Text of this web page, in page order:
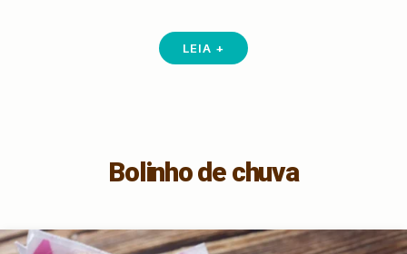
LEIA +
Bolinho de chuva